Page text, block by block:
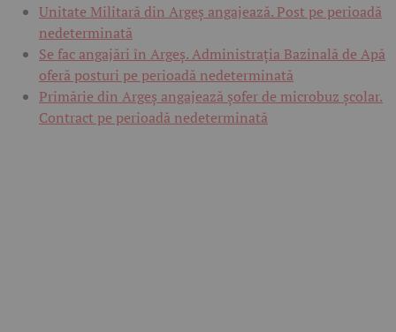
Unitate Militară din Argeș angajează. Post pe perioadă
nedeterminată
Se fac angajări în Argeș. Administrația Bazinală de Apă
oferă posturi pe perioadă nedeterminată
Primărie din Argeș angajează șofer de microbuz școlar.
Contract pe perioadă nedeterminată